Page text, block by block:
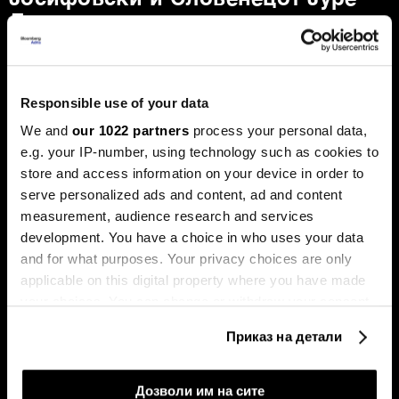
Responsible use of your data
We and our 1022 partners process your personal data,
e.g. your IP-number, using technology such as cookies to
store and access information on your device in order to
serve personalized ads and content, ad and content
measurement, audience research and services
development. You have a choice in who uses your data
and for what purposes. Your privacy choices are only
applicable on this digital property where you have made
If you allow, we would also like to:
Приказ на детали
Дозволи им на сите
Лесковец
„Кумо АИ“ развива модели наменети за
предвидување деловни настани.
Хрватските компании ги
споделија искуствата по
излегувањето на берза
Над 60 отсто од плаќањата
во евра се преку новата
шема на СЕПА